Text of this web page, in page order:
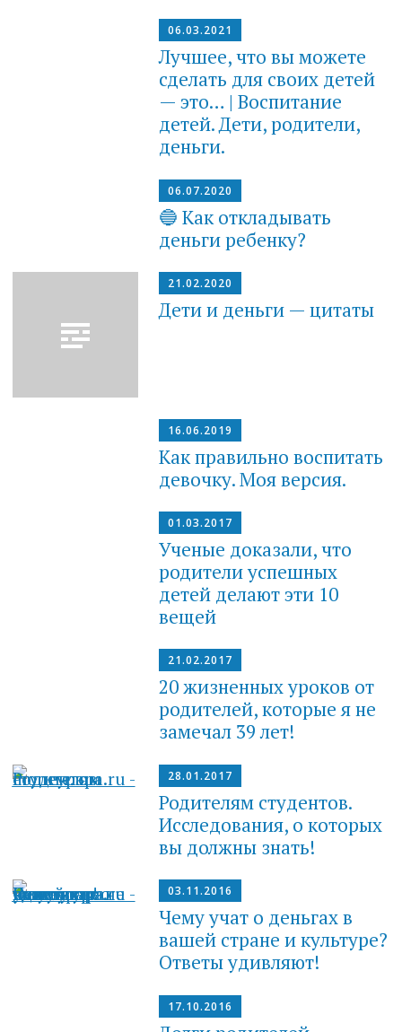
06.03.2021
Лучшее, что вы можете
сделать для своих детей
— это… | Воспитание
детей. Дети, родители,
деньги.
06.07.2020
🔵 Как откладывать
деньги ребенку?
21.02.2020
Дети и деньги — цитаты
16.06.2019
Как правильно воспитать
девочку. Моя версия.
01.03.2017
Ученые доказали, что
родители успешных
детей делают эти 10
вещей
21.02.2017
20 жизненных уроков от
родителей, которые я не
замечал 39 лет!
28.01.2017
Родителям студентов.
Исследования, о которых
вы должны знать!
03.11.2016
Чему учат о деньгах в
вашей стране и культуре?
Ответы удивляют!
17.10.2016